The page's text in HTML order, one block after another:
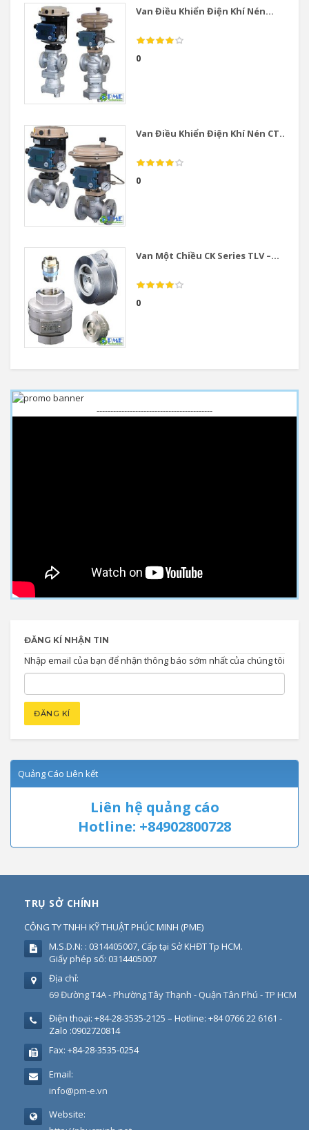
Van Điều Khiển Điện Khí Nén...
0
Van Điều Khiển Điện Khí Nén CT...
0
Van Một Chiều CK Series TLV –...
0
------------------------------------------
ĐĂNG KÍ NHẬN TIN
Nhập email của bạn để nhận thông báo sớm nhất của chúng tôi
Quảng Cáo Liên kết
Liên hệ quảng cáo
Hotline: +84902800728
TRỤ SỞ CHÍNH
CÔNG TY TNHH KỸ THUẬT PHÚC MINH (PME)
M.S.D.N: : 0314405007, Cấp tại Sở KHĐT Tp HCM.
Giấy phép số: 0314405007
Địa chỉ:
69 Đường T4A - Phường Tây Thạnh - Quận Tân Phú - TP HCM
Điện thoại: +84-28-3535-2125 – Hotline: +84 0766 22 6161 -
Zalo :0902720814
Fax: +84-28-3535-0254
Email:
info@pm-e.vn
Website: